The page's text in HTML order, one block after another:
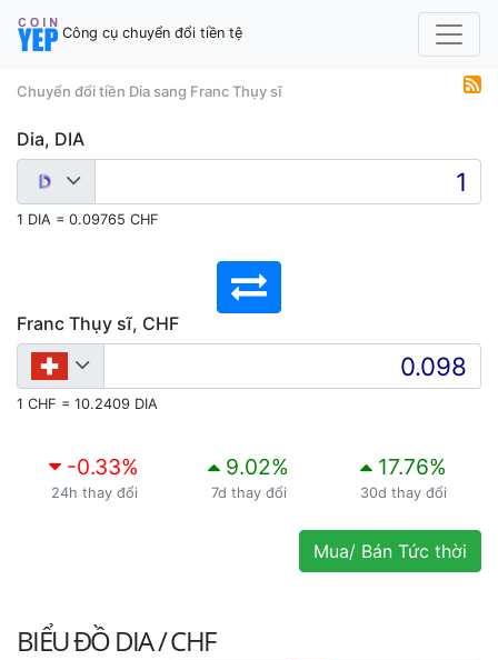
Công cụ chuyển đổi tiền tệ
Chuyển đổi tiền Dia sang Franc Thụy sĩ
Dia, DIA
1 DIA = 0.09765 CHF
Franc Thụy sĩ, CHF
1 CHF = 10.2409 DIA
-0.33%
24h thay đổi
9.02%
7d thay đổi
17.76%
30d thay đổi
Mua/ Bán Tức thời
BIỂU ĐỒDIA / CHF